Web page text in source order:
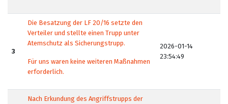
3
Die Besatzung der LF 20/16 setzte den
Verteiler und stellte einen Trupp unter
Atemschutz als Sicherungstrupp.
Für uns waren keine weiteren Maßnahmen
erforderlich.
2026-01-14
23:54:49
Nach Erkundung des Angriffstrupps der